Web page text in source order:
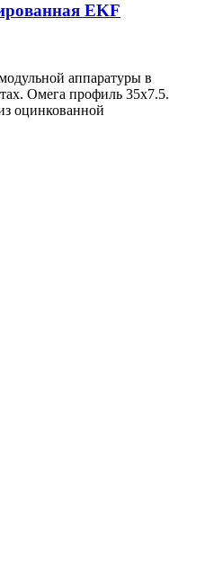
EKF
аппаратуры в
Омега профиль 35х7.5.
оцинкованной